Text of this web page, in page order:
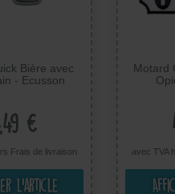
Bière avec
- Ecusson
cm
€
Frais de livraison
l’article
Motard
avec TVA